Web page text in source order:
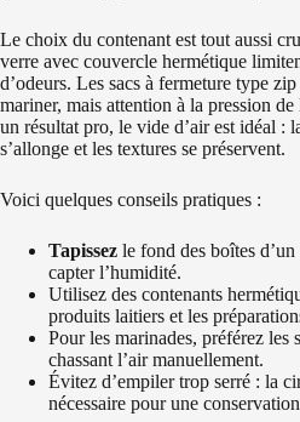
Le choix du contenant est tout aussi
verre avec couvercle hermétique
d’odeurs. Les sacs à fermeture type
mariner, mais attention à la pression
un résultat pro, le vide d’air est idéal :
s’allonge et les textures se préservent.
Voici quelques conseils pratiques :
Tapissez le fond des boîtes
capter l’humidité.
Utilisez des contenants
produits laitiers et les
Pour les marinades, préférez les
chassant l’air manuellement.
Évitez d’empiler trop serré : la
nécessaire pour une